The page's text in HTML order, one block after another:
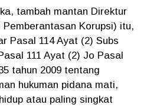
tambah mantan Direktur
Pemberantasan Korupsi) itu,
Pasal 114 Ayat (2) Subs
111 Ayat (2) Jo Pasal
tahun 2009 tentang
hukuman pidana mati,
atau paling singkat